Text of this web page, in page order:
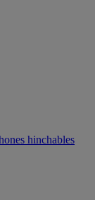
hinchables